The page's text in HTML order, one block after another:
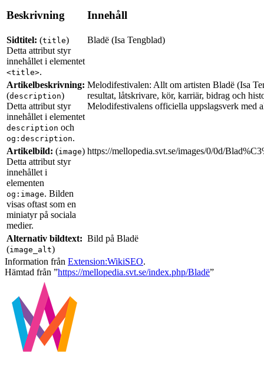
Beskrivning Innehåll
Sidtitel: (title)
Detta attribut styr
innehållet i elementet
<title>.
Bladë (Isa Tengblad)
Artikelbeskrivning:
(description)
Detta attribut styr
innehållet i elementet
description och
og:description.
Melodifestivalen: Allt om artisten Bladë (Isa
resultat, låtskrivare, kör, karriär, bidrag och
Melodifestivalens officiella uppslagsverk med
Artikelbild: (image)
Detta attribut styr
innehållet i
elementen
og:image. Bilden
visas oftast som en
miniatyr på sociala
medier.
https://mellopedia.svt.se/images/0/0d/
Alternativ bildtext:
(image_alt)
Bild på Bladë
Information från Extension:WikiSEO.
Hämtad från ”https://mellopedia.svt.se/index.php/Bladë”